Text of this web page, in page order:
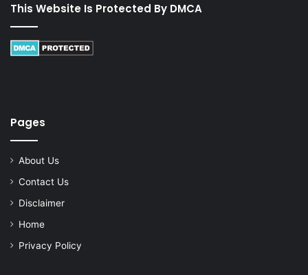
This Website Is Protected By DMCA
Pages
About Us
Contact Us
Disclaimer
Home
Privacy Policy